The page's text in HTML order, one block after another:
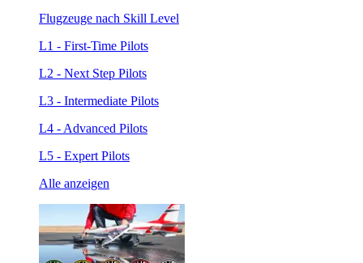
Flugzeuge nach Skill Level
L1 - First-Time Pilots
L2 - Next Step Pilots
L3 - Intermediate Pilots
L4 - Advanced Pilots
L5 - Expert Pilots
Alle anzeigen